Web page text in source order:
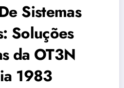
Sistemas
Soluções
da OT3N
1983